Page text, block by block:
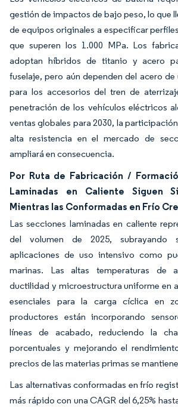
gestión de impactos de bajo peso, lo que
de equipos originales a especificar
que superen los 1.000 MPa. Los
adoptan híbridos de titanio y acero
fuselaje, pero aún dependen del acero
para los accesorios del tren de
penetración de los vehículos eléctricos
ventas globales para 2030, la
alta resistencia en el mercado de
ampliará en consecuencia.
Por Ruta de Fabricación /
Laminadas en Caliente Siguen
Mientras las Conformadas en Frío
Las secciones laminadas en caliente
del volumen de 2025, subrayando
aplicaciones de uso intensivo como
marinas. Las altas temperaturas de
ductilidad y microestructura uniforme en
esenciales para la carga cíclica en
productores están incorporando
líneas de acabado, reduciendo la
porcentuales y mejorando el
precios de las materias primas se
Las alternativas conformadas en frío
más rápido con una CAGR del 6,25%